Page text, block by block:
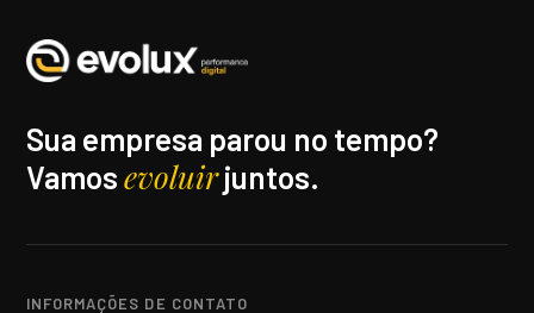
Sua empresa parou no tempo?
Vamosevoluirjuntos.
INFORMAÇÕES DE CONTATO